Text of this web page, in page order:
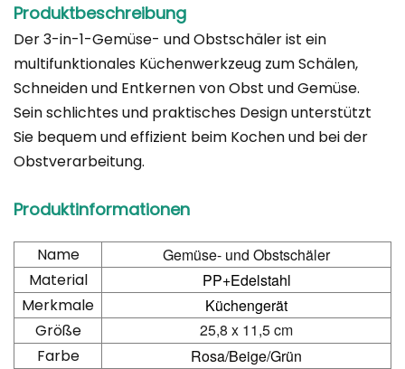
Produktbeschreibung
Der 3-in-1-Gemüse- und Obstschäler ist ein
multifunktionales Küchenwerkzeug zum Schälen,
Schneiden und Entkernen von Obst und Gemüse.
Sein schlichtes und praktisches Design unterstützt
Sie bequem und effizient beim Kochen und bei der
Obstverarbeitung.
Produktinformationen
Name
Gemüse- und Obstschäler
Material
PP+Edelstahl
Merkmale
Küchengerät
Größe
25,8 x 11,5 cm
Farbe
Rosa/Beige/Grün